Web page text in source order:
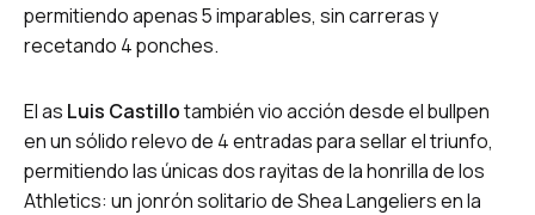
permitiendo apenas 5 imparables, sin carreras y
recetando 4 ponches.
El as Luis Castillotambién vio acción desde el bullpen
en un sólido relevo de 4 entradas para sellar el triunfo,
permitiendo las únicas dos rayitas de la honrilla de los
Athletics: un jonrón solitario de Shea Langeliers en la